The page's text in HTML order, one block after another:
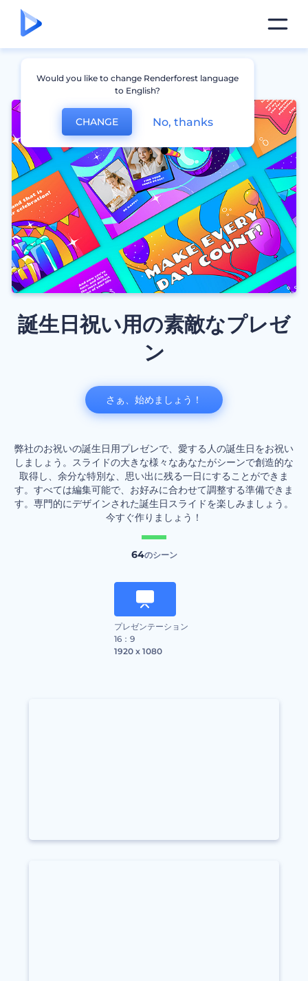
誕生日祝い用の素敵なプレゼ
ン
弊社のお祝いの誕生日用プレゼンで、愛する人の誕生日をお祝い
しましょう。スライドの大きな様々なあなたがシーンで創造的な
取得し、余分な特別な、思い出に残る一日にすることができま
す。すべては編集可能で、お好みに合わせて調整する準備できま
す。専門的にデザインされた誕生日スライドを楽しみましょう。
今すぐ作りましょう！
64のシーン
プレゼンテーション
16：9
1920 x 1080
さぁ、始めましょう！
Would you like to change Renderforest language
to English?
CHANGE No, thanks